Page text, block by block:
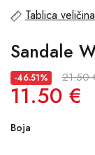
Tablica veličina
Sandale
-46.51% 21.50
11.50 €
Boja